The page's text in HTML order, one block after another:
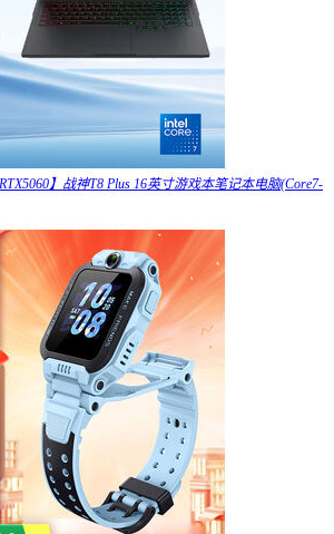
】战神T8 Plus 16英寸游戏本笔记本电脑(Core7-